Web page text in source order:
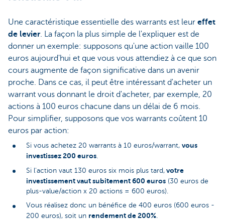
Une caractéristique essentielle des warrants est leur effet
de levier. La façon la plus simple de l'expliquer est de
donner un exemple: supposons qu'une action vaille 100
euros aujourd'hui et que vous vous attendiez à ce que son
cours augmente de façon significative dans un avenir
proche. Dans ce cas, il peut être intéressant d'acheter un
warrant vous donnant le droit d'acheter, par exemple, 20
actions à 100 euros chacune dans un délai de 6 mois.
Pour simplifier, supposons que vos warrants coûtent 10
euros par action:
Si vous achetez 20 warrants à 10 euros/warrant, vous
investissez 200 euros
Si l'action vaut 130 euros six mois plus tard, votre
investissement vaut subitement 600 euros (30 euros de
plus-value/action x 20 actions = 600 euros).
Vous réalisez donc un bénéfice de 400 euros (600 euros -
200 euros), soit un rendement de 200%